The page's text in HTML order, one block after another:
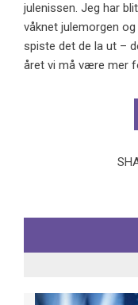
julenissen. Jeg har
våknet julemorgen
spiste det de la ut –
året vi må være mer